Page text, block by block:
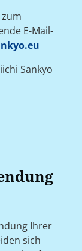
E-Mail-
Sankyo
Ihrer
sich